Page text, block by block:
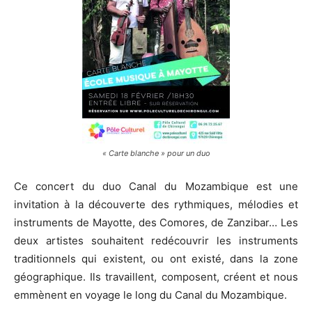
« Carte blanche » pour un duo
Ce concert du duo Canal du Mozambique est une
invitation à la découverte des rythmiques, mélodies et
instruments de Mayotte, des Comores, de Zanzibar… Les
deux artistes souhaitent redécouvrir les instruments
traditionnels qui existent, ou ont existé, dans la zone
géographique. Ils travaillent, composent, créent et nous
emmènent en voyage le long du Canal du Mozambique.